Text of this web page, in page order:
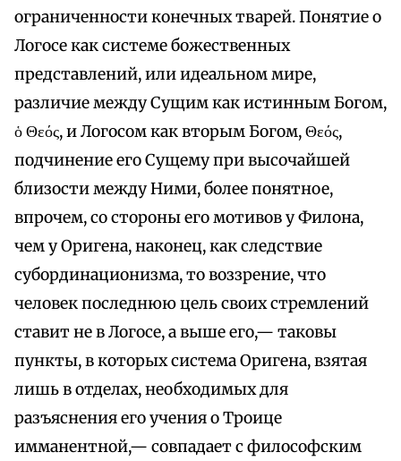
ограниченности конечных тварей. Понятие о
Логосе как системе божественных
представлений, или идеальном мире,
различие между Сущим как истинным Богом,
ὁ Θεός, и Логосом как вторым Богом, Θεός,
подчинение его Сущему при высочайшей
близости между Ними, более понятное,
впрочем, со стороны его мотивов у Филона,
чем у Оригена, наконец, как следствие
субординационизма, то воззрение, что
человек последнюю цель своих стремлений
ставит не в Логосе, а выше его,— таковы
пункты, в которых система Оригена, взятая
лишь в отделах, необходимых для
разъяснения его учения о Троице
имманентной,— совпадает с философским